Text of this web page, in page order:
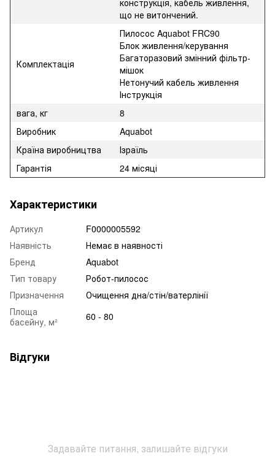
що не витончений.
Комплектація
Пилосос Aquabot FRC90
Блок живлення/керування
Багаторазовий змінний фільтр-
мішок
Нетонучий кабель живлення
Інструкція
вага, кг
8
Виробник
Aquabot
Країна виробництва
Ізраїль
Гарантія
24 місяці
Характеристики
Артикул
F0000005592
Наявність
Немає в наявності
Бренд
Aquabot
Тип товару
Робот-пилосос
Призначення
Очищення дна/стін/ватерлінії
Площа
басейну, м²
60 - 80
Відгуки
Задавайте питання, залишайте відгуки